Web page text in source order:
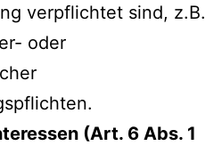
verpflichtet sind, z.B.
oder
(Art. 6 Abs. 1